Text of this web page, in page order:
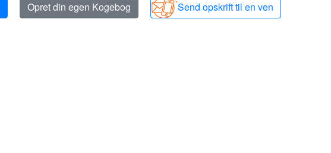
Opret din egen Kogebog
Send opskrift til en ven